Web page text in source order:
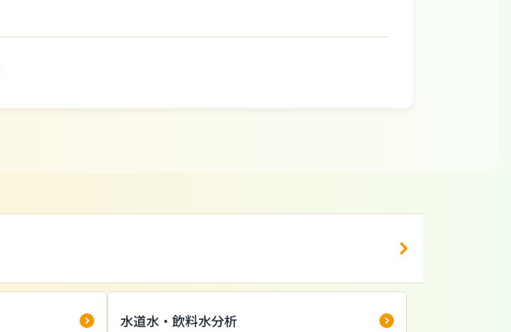
水道水・飲料水分析